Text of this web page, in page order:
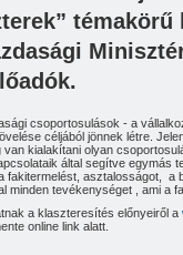
témakörű
csoportosulások - a
céljából jönnek létre.
kialakítani olyan
által segítve egymás
fakitermelést, asztalosságot, a
minden tevékenységet , ami a
a klaszteresítés előnyeiről a
online link alatt.